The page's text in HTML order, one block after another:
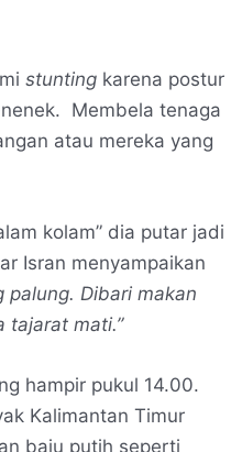
stunting karena postur
Membela tenaga
atau mereka yang
kolam” dia putar jadi
Isran menyampaikan
palung. Dibari makan
tajarat mati.”
hampir pukul 14.00.
Kalimantan Timur
baju putih seperti